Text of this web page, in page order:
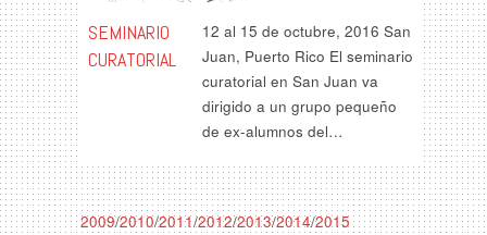
SEMINARIO
CURATORIAL
12 al 15 de octubre, 2016 San
Juan, Puerto Rico El seminario
curatorial en San Juan va
dirigido a un grupo pequeño
de ex-alumnos del…
2009/2010/2011/2012/2013/2014/2015